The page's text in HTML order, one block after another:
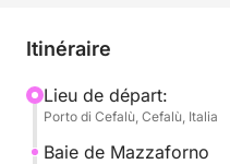
eaux cristallines ; le
où vous pourrez vous
détendre sur le pont,
la douce lumière du
Itinéraire
Lieu de départ:
Porto di Cefalù, Cefalù, Italia
Baie de Mazzaforno